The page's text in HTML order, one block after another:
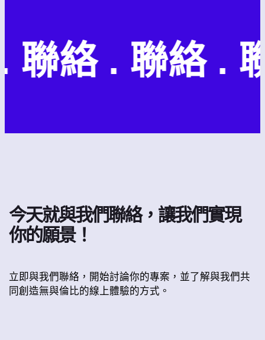
絡 . 聯絡 .
今天就與我們聯絡，讓我們實現
你的願景！
立即與我們聯絡，開始討論你的專案，並了解與我們共
同創造無與倫比的線上體驗的方式。